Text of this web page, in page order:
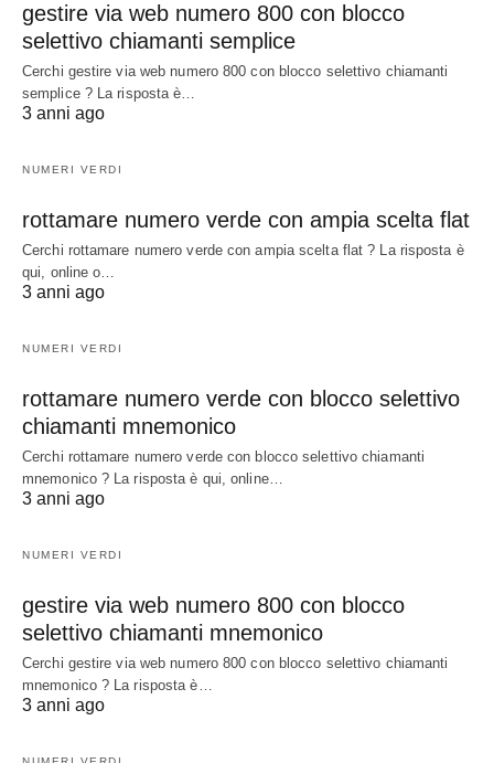
gestire via web numero 800 con blocco
selettivo chiamanti semplice
Cerchi gestire via web numero 800 con blocco selettivo chiamanti
semplice ? La risposta è…
3 anni ago
NUMERI VERDI
rottamare numero verde con ampia scelta flat
Cerchi rottamare numero verde con ampia scelta flat ? La risposta è
qui, online o…
3 anni ago
NUMERI VERDI
rottamare numero verde con blocco selettivo
chiamanti mnemonico
Cerchi rottamare numero verde con blocco selettivo chiamanti
mnemonico ? La risposta è qui, online…
3 anni ago
NUMERI VERDI
gestire via web numero 800 con blocco
selettivo chiamanti mnemonico
Cerchi gestire via web numero 800 con blocco selettivo chiamanti
mnemonico ? La risposta è…
3 anni ago